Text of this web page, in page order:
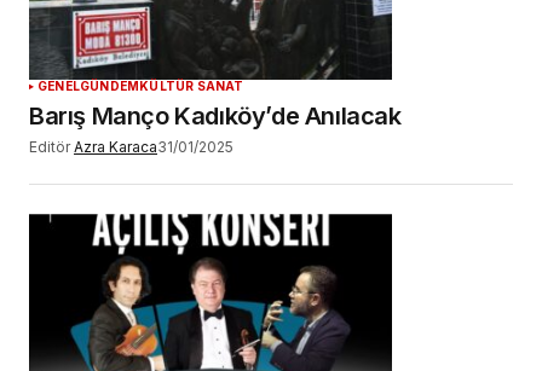
GENELGÜNDEMKÜLTÜR SANAT
Barış Manço Kadıköy’de Anılacak
Editör Azra Karaca31/01/2025